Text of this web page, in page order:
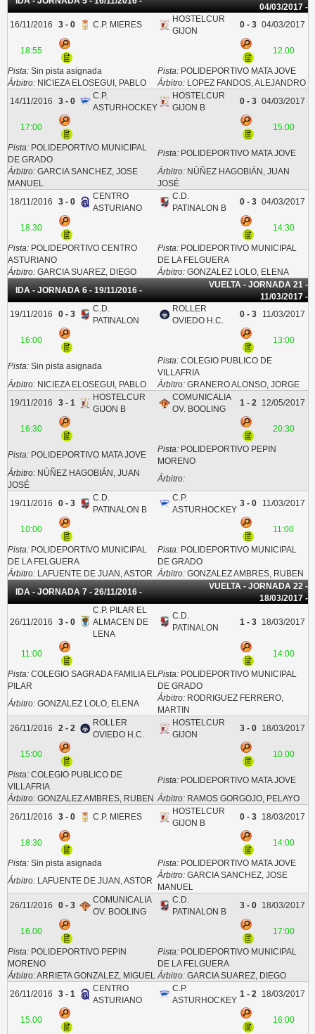
04/03/2017 -
16/11/2016
3 - 0 C.P. MIERES
HOSTELCUR
GIJON
0 - 3 04/03/2017
18:55 12.00
Pista:Sin pista asignada Pista:POLIDEPORTIVO MATA JOVE
Árbitro:NICIEZA ELOSEGUI, PABLO Árbitro:LOPEZ FANDOS, ALEJANDRO
14/11/2016
3 - 0
C.P.
ASTURHOCKEY
HOSTELCUR
GIJON B
0 - 3 04/03/2017
17:00 15.00
Pista:POLIDEPORTIVO MUNICIPAL
DE GRADO
Pista:POLIDEPORTIVO MATA JOVE
Árbitro:GARCIA SANCHEZ, JOSE
MANUEL
Árbitro:NÚÑEZ HAGOBIÁN, JUAN
JOSÉ
18/11/2016
3 - 0
CENTRO
ASTURIANO
C.D.
PATINALON B
0 - 3 04/03/2017
18.30 14:30
Pista:POLIDEPORTIVO CENTRO
ASTURIANO
Pista:POLIDEPORTIVO MUNICIPAL
DE LA FELGUERA
Árbitro:GARCIA SUAREZ, DIEGO Árbitro:GONZALEZ LOLO, ELENA
IDA - JORNADA 6 - 19/11/2016 -
VUELTA - JORNADA 21 -
11/03/2017 -
19/11/2016
0 - 3
C.D.
PATINALON
ROLLER
OVIEDO H.C.
0 - 3 11/03/2017
16:00 13:00
Pista:Sin pista asignada
Pista:COLEGIO PUBLICO DE
VILLAFRIA
Árbitro:NICIEZA ELOSEGUI, PABLO Árbitro:GRANERO ALONSO, JORGE
19/11/2016
3 - 1
HOSTELCUR
GIJON B
COMUNICALIA
OV. BOOLING
1 - 2 12/05/2017
16:30 20:30
Pista:POLIDEPORTIVO MATA JOVE
Pista:POLIDEPORTIVO PEPIN
MORENO
Árbitro:NÚÑEZ HAGOBIÁN, JUAN
JOSÉ
Árbitro:
19/11/2016 0 - 3
C.D.
PATINALON B
C.P.
ASTURHOCKEY
3 - 0 11/03/2017
10:00 11:00
Pista:POLIDEPORTIVO MUNICIPAL
DE LA FELGUERA
Pista:POLIDEPORTIVO MUNICIPAL
DE GRADO
Árbitro:LAFUENTE DE JUAN, ASTOR Árbitro:GONZALEZ AMBRES, RUBEN
IDA - JORNADA 7 - 26/11/2016 -
VUELTA - JORNADA 22 -
18/03/2017 -
26/11/2016 3 - 0
C.P. PILAR EL
ALMACEN DE
LENA
C.D.
PATINALON
1 - 3 18/03/2017
11:00 14:00
Pista:COLEGIO SAGRADA FAMILIA EL
PILAR
Pista:POLIDEPORTIVO MUNICIPAL
DE GRADO
Árbitro:GONZALEZ LOLO, ELENA
Árbitro:RODRIGUEZ FERRERO,
MARTIN
26/11/2016
2 - 2
ROLLER
OVIEDO H.C.
HOSTELCUR
GIJON
3 - 0 18/03/2017
15:00 10.00
Pista:COLEGIO PUBLICO DE
VILLAFRIA
Pista:POLIDEPORTIVO MATA JOVE
Árbitro:GONZALEZ AMBRES, RUBEN Árbitro:RAMOS GORGOJO, PELAYO
26/11/2016
3 - 0 C.P. MIERES
HOSTELCUR
GIJON B
0 - 3 18/03/2017
18:30 14:00
Pista:Sin pista asignada Pista:POLIDEPORTIVO MATA JOVE
Árbitro:LAFUENTE DE JUAN, ASTOR
Árbitro:GARCIA SANCHEZ, JOSE
MANUEL
26/11/2016
0 - 3
COMUNICALIA
OV. BOOLING
C.D.
PATINALON B
3 - 0 18/03/2017
16.00 17:00
Pista:POLIDEPORTIVO PEPIN
MORENO
Pista:POLIDEPORTIVO MUNICIPAL
DE LA FELGUERA
Árbitro:ARRIETA GONZALEZ, MIGUEL Árbitro:GARCIA SUAREZ, DIEGO
26/11/2016
3 - 1
CENTRO
ASTURIANO
C.P.
ASTURHOCKEY
1 - 2 18/03/2017
15.00 16:00